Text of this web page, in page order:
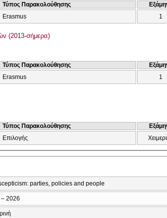
Τύπος Παρακολούθησης
Erasmus 1
(2013-σήμερα)
Τύπος Παρακολούθησης
Erasmus 1
Τύπος Παρακολούθησης
Επιλογής
parties, policies and people
2026